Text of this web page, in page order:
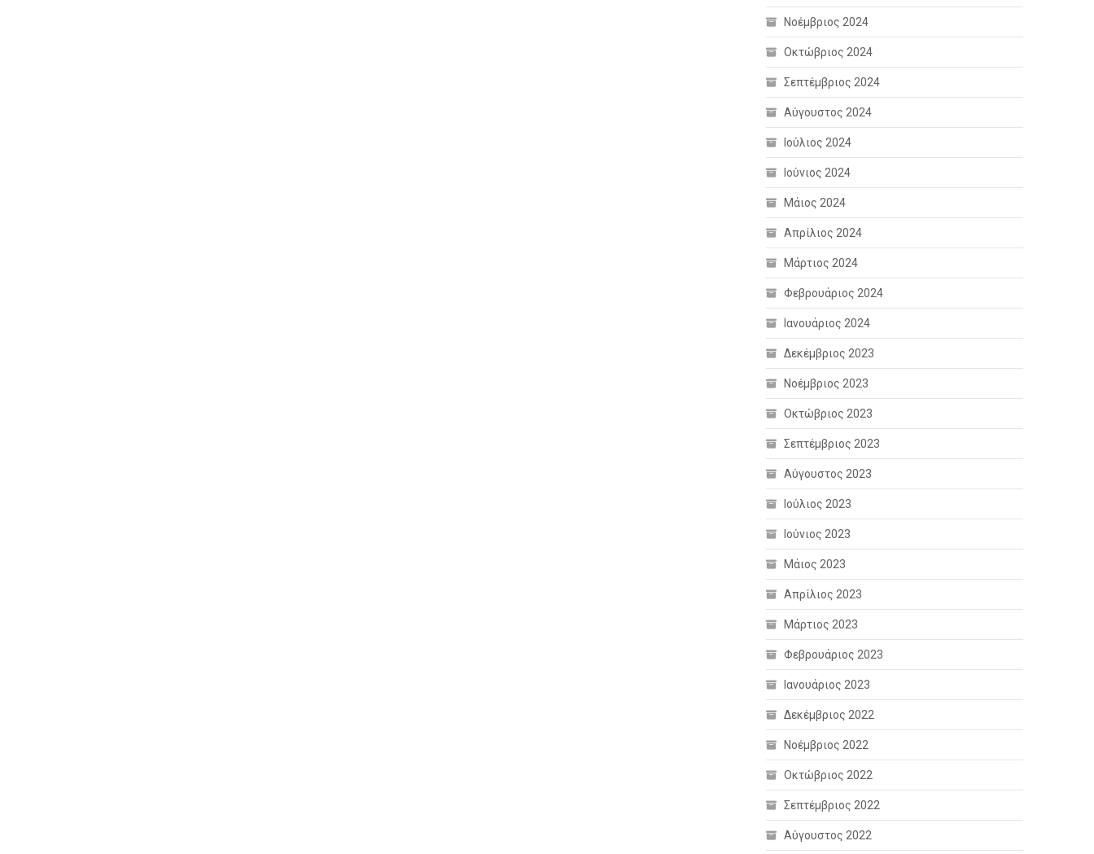
Νοέμβριος 2024
Οκτώβριος 2024
Σεπτέμβριος 2024
Αύγουστος 2024
Ιούλιος 2024
Ιούνιος 2024
Μάιος 2024
Απρίλιος 2024
Μάρτιος 2024
Φεβρουάριος 2024
Ιανουάριος 2024
Δεκέμβριος 2023
Νοέμβριος 2023
Οκτώβριος 2023
Σεπτέμβριος 2023
Αύγουστος 2023
Ιούλιος 2023
Ιούνιος 2023
Μάιος 2023
Απρίλιος 2023
Μάρτιος 2023
Φεβρουάριος 2023
Ιανουάριος 2023
Δεκέμβριος 2022
Νοέμβριος 2022
Οκτώβριος 2022
Σεπτέμβριος 2022
Αύγουστος 2022